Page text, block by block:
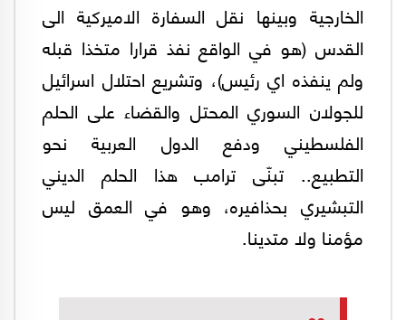
الخارجية وبينها نقل السفارة الاميركية الى
القدس (هو في الواقع نفذ قرارا متخذا قبله
ولم ينفذه اي رئيس)، وتشريع احتلال اسرائيل
للجولان السوري المحتل والقضاء على الحلم
الفلسطيني ودفع الدول العربية نحو
التطبيع.. تبنّى ترامب هذا الحلم الديني
التبشيري بحذافيره، وهو في العمق ليس
مؤمنا ولا متدينا.